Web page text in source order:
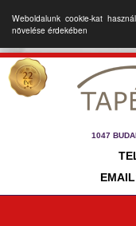
Weboldalunk cookie-kat
növelése érdekében
1047